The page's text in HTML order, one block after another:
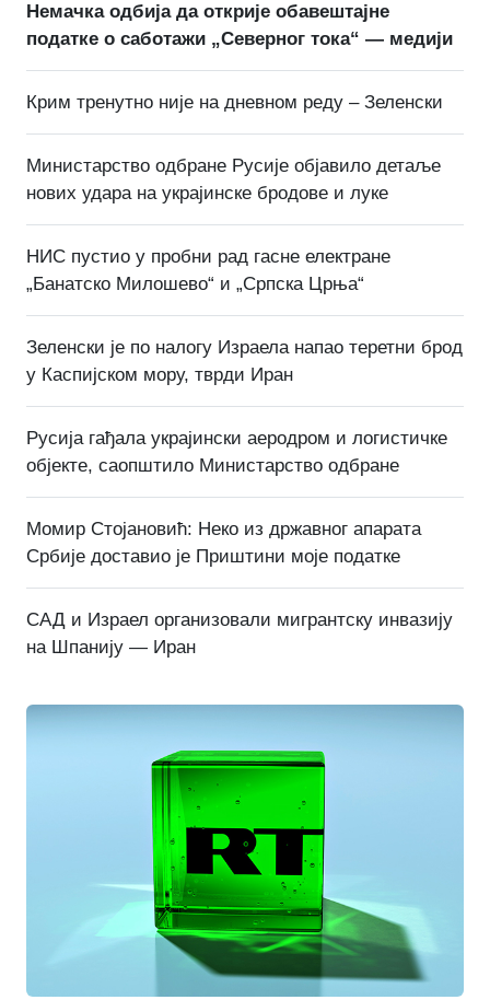
Немачка одбија да открије обавештајне
податке о саботажи „Северног тока“ — медији
Крим тренутно није на дневном реду – Зеленски
Министарство одбране Русије објавило детаље
нових удара на украјинске бродове и луке
НИС пустио у пробни рад гасне електране
„Банатско Милошево“ и „Српска Црња“
Зеленски је по налогу Израела напао теретни брод
у Каспијском мору, тврди Иран
Русија гађала украјински аеродром и логистичке
објекте, саопштило Министарство одбране
Момир Стојановић: Неко из државног апарата
Србије доставио је Приштини моје податке
САД и Израел организовали мигрантску инвазију
на Шпанију — Иран